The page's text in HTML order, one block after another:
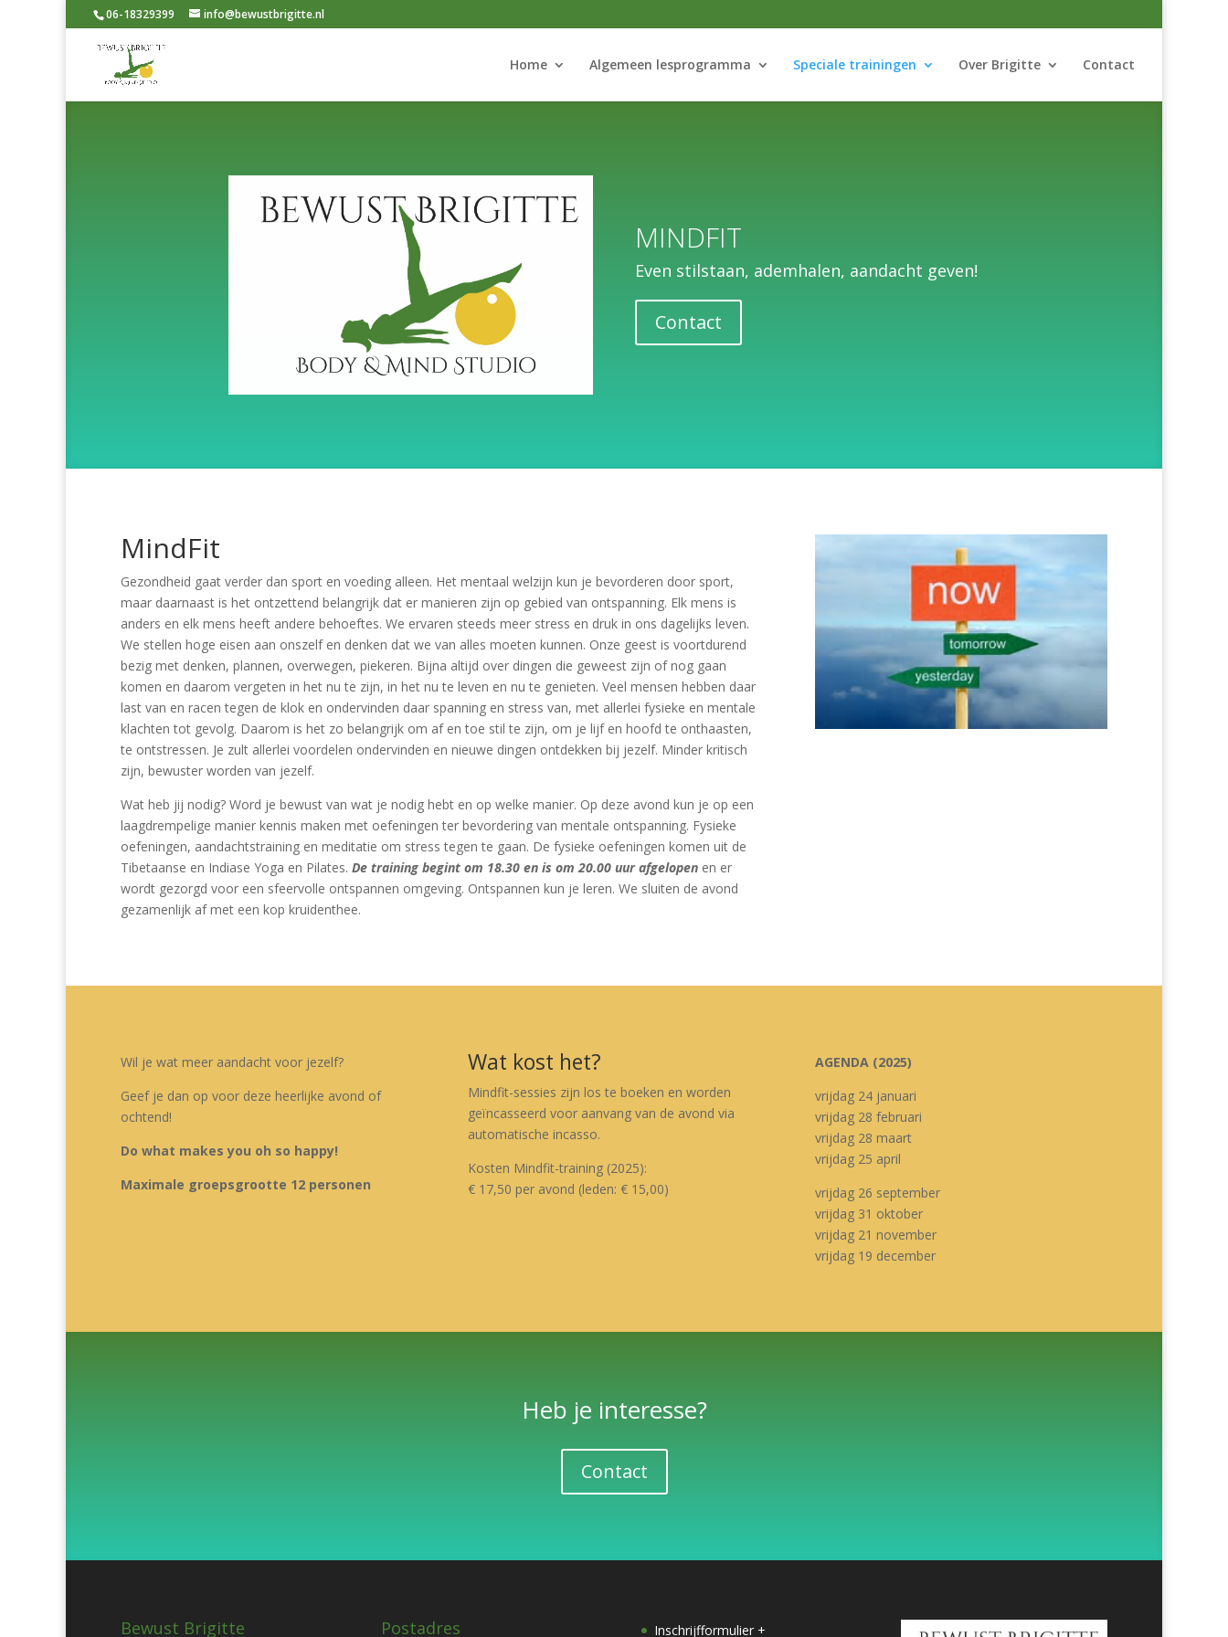
06-18329399 info@bewustbrigitte.nl
Home Algemeen lesprogramma Speciale trainingen Over Brigitte Contact
MINDFIT
Even stilstaan, ademhalen, aandacht geven!
Contact
MindFit
Gezondheid gaat verder dan sport en voeding alleen. Het mentaal welzijn kun je bevorderen door sport,
maar daarnaast is het ontzettend belangrijk dat er manieren zijn op gebied van ontspanning. Elk mens is
anders en elk mens heeft andere behoeftes. We ervaren steeds meer stress en druk in ons dagelijks leven.
We stellen hoge eisen aan onszelf en denken dat we van alles moeten kunnen. Onze geest is voortdurend
bezig met denken, plannen, overwegen, piekeren. Bijna altijd over dingen die geweest zijn of nog gaan
komen en daarom vergeten in het nu te zijn, in het nu te leven en nu te genieten. Veel mensen hebben daar
last van en racen tegen de klok en ondervinden daar spanning en stress van, met allerlei fysieke en mentale
klachten tot gevolg. Daarom is het zo belangrijk om af en toe stil te zijn, om je lijf en hoofd te onthaasten,
te ontstressen. Je zult allerlei voordelen ondervinden en nieuwe dingen ontdekken bij jezelf. Minder kritisch
zijn, bewuster worden van jezelf.
Wat heb jij nodig? Word je bewust van wat je nodig hebt en op welke manier. Op deze avond kun je op een
laagdrempelige manier kennis maken met oefeningen ter bevordering van mentale ontspanning. Fysieke
oefeningen, aandachtstraining en meditatie om stress tegen te gaan. De fysieke oefeningen komen uit de
Tibetaanse en Indiase Yoga en Pilates. De training begint om 18.30 en is om 20.00 uur afgelopen en er
wordt gezorgd voor een sfeervolle ontspannen omgeving. Ontspannen kun je leren. We sluiten de avond
gezamenlijk af met een kop kruidenthee.
Wil je wat meer aandacht voor jezelf?
Geef je dan op voor deze heerlijke avond of
ochtend!
Do what makes you oh so happy!
Maximale groepsgrootte 12 personen
Wat kost het?
Mindfit-sessies zijn los te boeken en worden
geïncasseerd voor aanvang van de avond via
automatische incasso.
Kosten Mindfit-training (2025):
€ 17,50 per avond (leden: € 15,00)
AGENDA (2025)
vrijdag 24 januari
vrijdag 28 februari
vrijdag 28 maart
vrijdag 25 april
vrijdag 26 september
vrijdag 31 oktober
vrijdag 21 november
vrijdag 19 december
Heb je interesse?
Contact
Bewust Brigitte Postadres Inschrijfformulier +